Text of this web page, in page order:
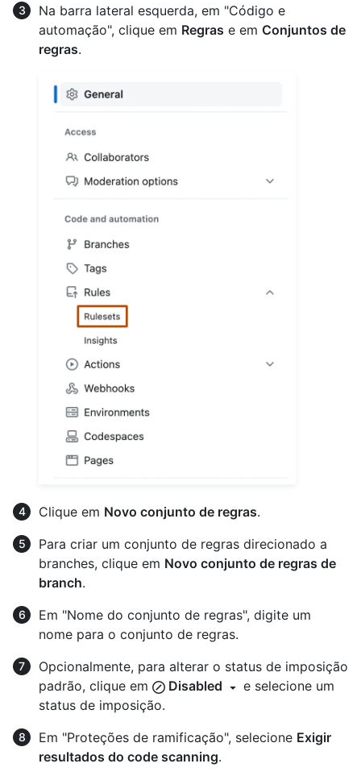
Na barra lateral esquerda, em "Código e
automação", clique em Regras e em Conjuntos de
regras.
Clique em Novo conjunto de regras.
Para criar um conjunto de regras direcionado a
branches, clique em Novo conjunto de regras de
branch.
Em "Nome do conjunto de regras", digite um
nome para o conjunto de regras.
Opcionalmente, para alterar o status de imposição
padrão, clique em
Disabled
e selecione um
status de imposição.
Em "Proteções de ramificação", selecione Exigir
resultados do code scanning.